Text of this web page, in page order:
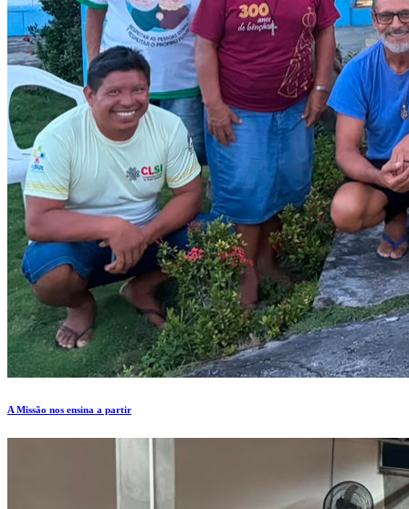
A Missão nos ensina a partir